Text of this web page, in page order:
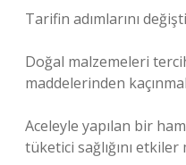
Tarifin adımlarını
Doğal malzemeleri
maddelerinden
Aceleyle yapılan bir
tüketici sağlığını etkiler